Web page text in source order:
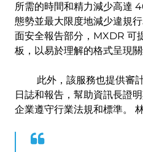
所需的時間和精力減少高達
態勢並最大限度地減少違規
面安全報告部分，MXDR 可
板，以易於理解的格式呈現關
此外，該服務也提供審計
日誌和報告，幫助資訊長證
企業遵守行業法規和標準。